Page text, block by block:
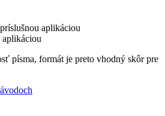
aplikáciou
aplikáciou
písma, formát je preto vhodný skôr pre